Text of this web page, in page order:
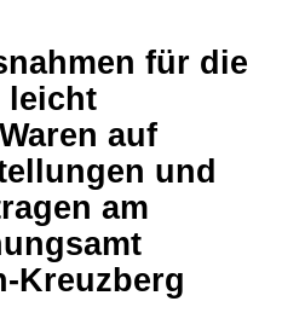
für die
leicht
auf
und
am
Kreuzberg